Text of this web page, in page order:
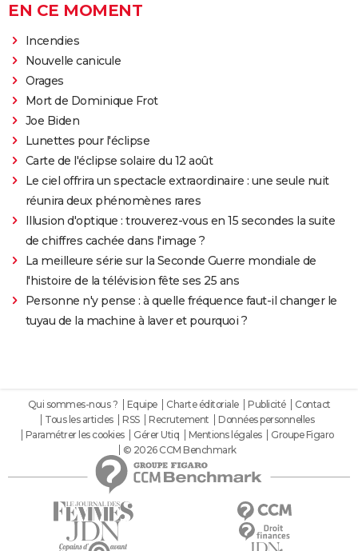
EN CE MOMENT
Incendies
Nouvelle canicule
Orages
Mort de Dominique Frot
Joe Biden
Lunettes pour l'éclipse
Carte de l'éclipse solaire du 12 août
Le ciel offrira un spectacle extraordinaire : une seule nuit
réunira deux phénomènes rares
Illusion d'optique : trouverez-vous en 15 secondes la suite
de chiffres cachée dans l'image ?
La meilleure série sur la Seconde Guerre mondiale de
l'histoire de la télévision fête ses 25 ans
Personne n'y pense : à quelle fréquence faut-il changer le
tuyau de la machine à laver et pourquoi ?
Qui sommes-nous ? Equipe Charte éditoriale Publicité
Contact
Tous les articles
RSS Recrutement
Données personnelles
Paramétrer les cookies
Gérer Utiq Mentions légales
Groupe Figaro
© 2026 CCM Benchmark